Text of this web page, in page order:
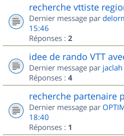
recherche vttiste
Dernier message par
15:46
Réponses : 2
idee de rando VTT
Dernier message par jaclah
Réponses : 4
recherche partenaire
Dernier message par
18:40
Réponses : 1